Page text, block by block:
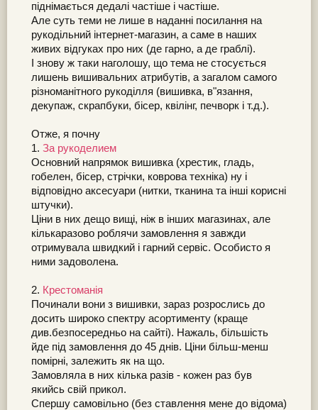
піднімається дедалі частіше і частіше.
Але суть теми не лише в наданні посилання на
рукодільний інтернет-магазин, а саме в наших
живих відгуках про них (де гарно, а де граблі).
І знову ж таки наголошу, що тема не стосується
лишень вишивальних атрибутів, а загалом самого
різноманітного рукоділля (вишивка, в"язання,
декупаж, скрапбуки, бісер, квілінг, печворк і т.д.).
Отже, я почну
1. За рукоделием
Основний напрямок вишивка (хрестик, гладь,
гобелен, бісер, стрічки, коврова техніка) ну і
відповідно аксесуари (нитки, тканина та інші корисні
штучки).
Ціни в них дещо вищі, ніж в інших магазинах, але
кількаразово роблячи замовлення я завжди
отримувала швидкий і гарний сервіс. Особисто я
ними задоволена.
2. Крестоманія
Починали вони з вишивки, зараз розрослись до
досить широко спектру асортименту (краще
див.безпосередньо на сайті). Нажаль, більшість
йде під замовлення до 45 днів. Ціни більш-менш
помірні, залежить як на що.
Замовляла в них кілька разів - кожен раз був
якийсь свій прикол.
Спершу самовільно (без ставлення мене до відома)